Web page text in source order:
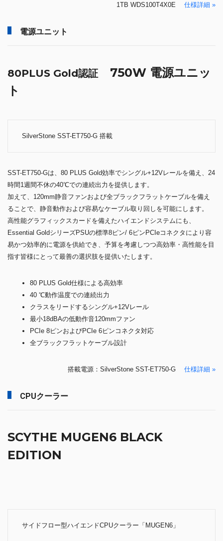
1TB WDS100T4X0E 仕様詳細 »
電源ユニット
80PLUS Gold認証 750W 電源ユニッ
ト
SilverStone SST-ET750-G 搭載
SST-ET750-Gは、80 PLUS Gold効率でシングル+12Vレールを備え、24
時間1週間不休の40℃での連続出力を提供します。
加えて、120mm静音ファンおよび全ブラックフラットケーブルを備え
ることで、静音動作および容易なケーブル取り回しを可能にします。
高性能グラフィックスカードを備えたハイエンドシステムにも、
Essential GoldシリーズPSUの標準8ピン/ 6ピンPCIeコネクタにより容
易かつ効率的に電源を供給でき、予算を考慮しつつ高効率・高性能を目
指す皆様にとって最善の選択肢を提供いたします。
80 PLUS Gold仕様による高効率
40 ℃動作温度での連続出力
クラスをリードするシングル+12Vレール
最小18dBAの低動作音120mmファン
PCIe 8ピンおよびPCIe 6ピンコネクタ対応
全ブラックフラットケーブル設計
搭載電源：SilverStone SST-ET750-G 仕様詳細 »
CPUクーラー
SCYTHE MUGEN6 BLACK
EDITION
サイドフロー型ハイエンドCPUクーラー「MUGEN6」